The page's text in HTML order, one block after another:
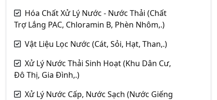
Hóa Chất Xử Lý Nước - Nước Thải (Chất
Trợ Lắng PAC, Chloramin B, Phèn Nhôm,.)
Vật Liệu Lọc Nước (Cát, Sỏi, Hạt, Than,.)
Xử Lý Nước Thải Sinh Hoạt (Khu Dân Cư,
Đô Thị, Gia Đình,.)
Xử Lý Nước Cấp, Nước Sạch (Nước Giếng